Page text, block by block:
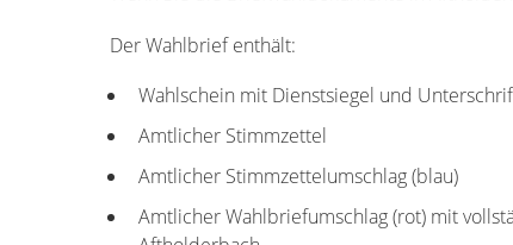
Der Wahlbrief enthält:
Wahlschein mit Dienstsiegel und
Amtlicher Stimmzettel
Amtlicher Stimmzettelumschlag (blau)
Amtlicher Wahlbriefumschlag (rot) mit